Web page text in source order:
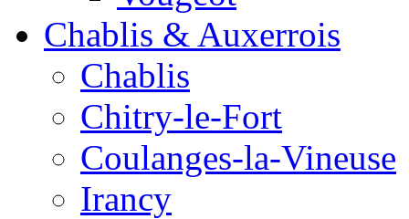
Chablis & Auxerrois
Chablis
Chitry-le-Fort
Coulanges-la-Vineuse
Irancy